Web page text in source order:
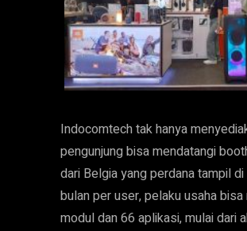
Indocomtech tak hanya
pengunjung bisa mendatangi
dari Belgia yang perdana tampil
bulan per user, pelaku usaha
modul dan 66 aplikasi, mulai dari